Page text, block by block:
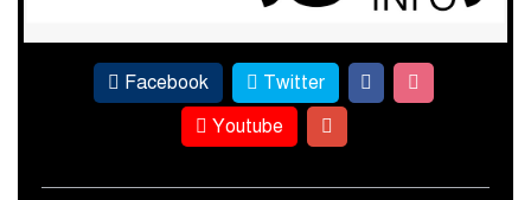
Facebook
Twitter
Youtube